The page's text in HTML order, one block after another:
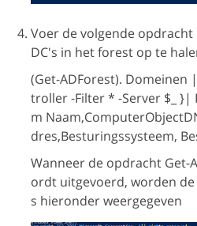
Voer de volgende
DC's in het forest op te
(Get-ADForest). Domeinen
troller -Filter * -Server $_ }|
m
dres,Besturingssysteem,
Wanneer de opdracht Get-
ordt uitgevoerd, worden de
s hieronder weergegeven